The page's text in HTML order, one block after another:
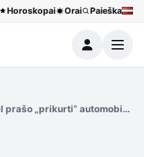
Horoskopai Orai Paieška
Meniu
prašo „prikurti“ automobilį: